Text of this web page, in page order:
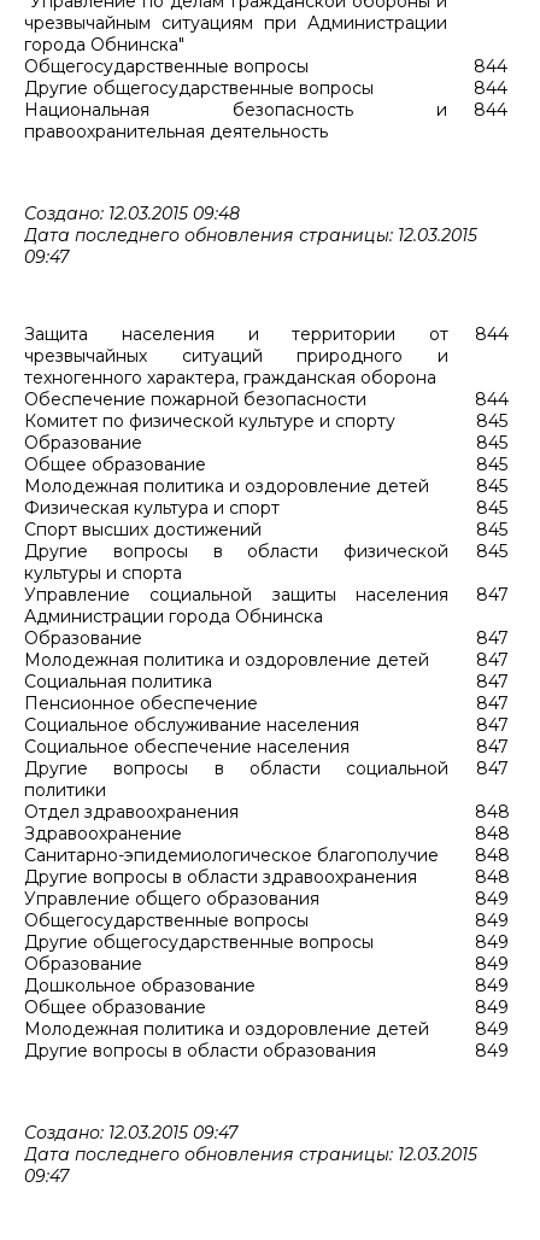
чрезвычайным ситуациям при Администрации
города Обнинска"
Общегосударственные вопросы
844
Другие общегосударственные вопросы
844
Национальная безопасность и
правоохранительная деятельность
844
Создано: 12.03.2015 09:48
Дата последнего обновления страницы: 12.03.2015
09:47
Защита населения и территории от
чрезвычайных ситуаций природного и
техногенного характера, гражданская оборона
844
Обеспечение пожарной безопасности
844
Комитет по физической культуре и спорту
845
Образование
845
Общее образование
845
Молодежная политика и оздоровление детей
845
Физическая культура и спорт
845
Спорт высших достижений
845
Другие вопросы в области физической
культуры и спорта
845
Управление социальной защиты населения
Администрации города Обнинска
847
Образование
847
Молодежная политика и оздоровление детей
847
Социальная политика
847
Пенсионное обеспечение
847
Социальное обслуживание населения
847
Социальное обеспечение населения
847
Другие вопросы в области социальной
политики
847
Отдел здравоохранения
848
Здравоохранение
848
Санитарно-эпидемиологическое благополучие
848
Другие вопросы в области здравоохранения
848
Управление общего образования
849
Общегосударственные вопросы
849
Другие общегосударственные вопросы
849
Образование
849
Дошкольное образование
849
Общее образование
849
Молодежная политика и оздоровление детей
849
Другие вопросы в области образования
849
Создано: 12.03.2015 09:47
Дата последнего обновления страницы: 12.03.2015
09:47